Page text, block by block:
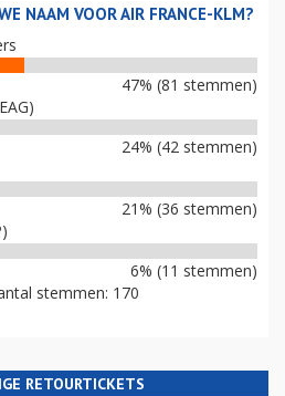
NAAM VOOR AIR FRANCE-KLM?
47% (81 stemmen)
24% (42 stemmen)
21% (36 stemmen)
6% (11 stemmen)
stemmen: 170
RETOURTICKETS